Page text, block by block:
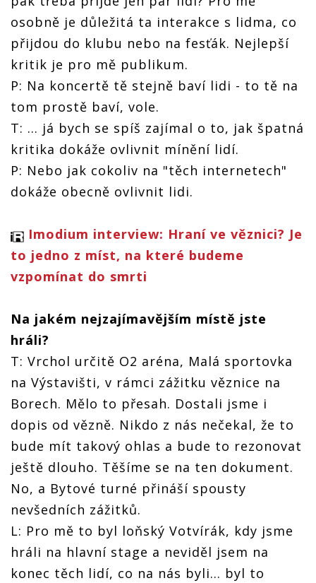
osobně je důležitá ta interakce s lidma, co
přijdou do klubu nebo na fesťák. Nejlepší
kritik je pro mě publikum.
P: Na koncertě tě stejně baví lidi - to tě na
tom prostě baví, vole.
T: … já bych se spíš zajímal o to, jak špatná
kritika dokáže ovlivnit mínění lidí.
P: Nebo jak cokoliv na "těch internetech"
dokáže obecně ovlivnit lidi.
Imodium interview: Hraní ve věznici? Je
to jedno z míst, na které budeme
vzpomínat do smrti
Na jakém nejzajímavějším místě jste
hráli?
T: Vrchol určitě O2 aréna, Malá sportovka
na Výstavišti, v rámci zážitku věznice na
Borech. Mělo to přesah. Dostali jsme i
dopis od vězně. Nikdo z nás nečekal, že to
bude mít takový ohlas a bude to rezonovat
ještě dlouho. Těšíme se na ten dokument.
No, a Bytové turné přináší spousty
nevšedních zážitků.
L: Pro mě to byl loňský Votvírák, kdy jsme
hráli na hlavní stage a neviděl jsem na
konec těch lidí, co na nás byli... byl to